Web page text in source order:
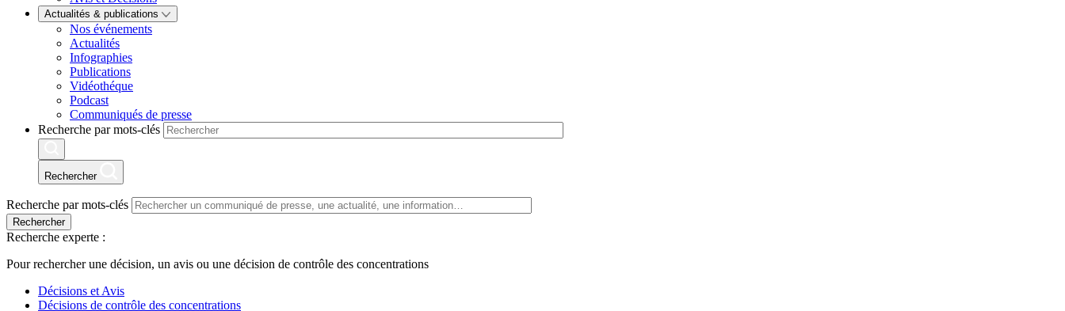
Actualités & publications
Nos événements
Actualités
Infographies
Publications
Vidéothéque
Podcast
Communiqués de presse
Recherche par mots-clés
Rechercher
Recherche par mots-clés
Rechercher
Recherche experte :
Pour rechercher une décision, un avis ou une décision de contrôle des concentrations
Décisions et Avis
Décisions de contrôle des concentrations